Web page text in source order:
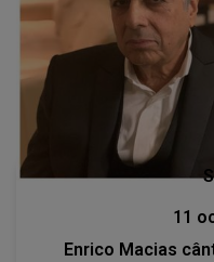
11
Enrico Macias